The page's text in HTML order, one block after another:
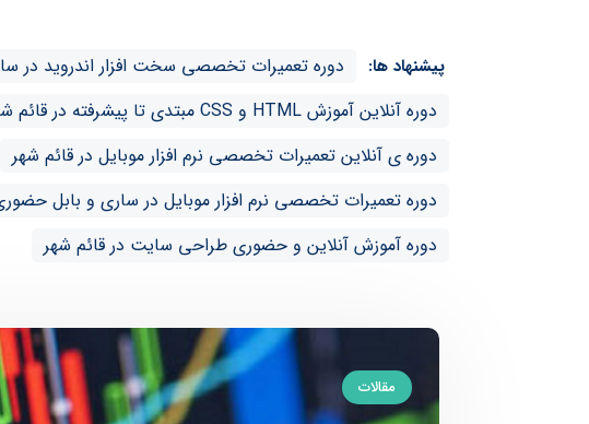
پیشنهاد ها:
دوره تعمیرات تخصصی سخت افزار اندروید در
دوره آنلاین آموزش HTML و CSS مبتدی تا پیشرفته در قائم شهر
دوره ی آنلاین تعمیرات تخصصی نرم افزار موبایل در قائم شهر
دوره تعمیرات تخصصی نرم افزار موبایل در ساری و بابل
دوره آموزش آنلاین و حضوری طراحی سایت در قائم شهر
مقالات